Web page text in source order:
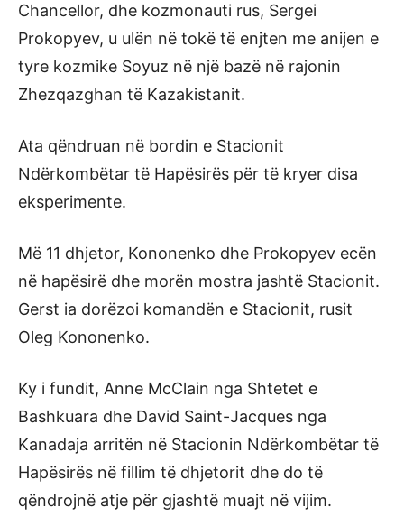
Chancellor, dhe kozmonauti rus, Sergei
Prokopyev, u ulën në tokë të enjten me anijen e
tyre kozmike Soyuz në një bazë në rajonin
Zhezqazghan të Kazakistanit.
Ata qëndruan në bordin e Stacionit
Ndërkombëtar të Hapësirës për të kryer disa
eksperimente.
Më 11 dhjetor, Kononenko dhe Prokopyev ecën
në hapësirë dhe morën mostra jashtë Stacionit.
Gerst ia dorëzoi komandën e Stacionit, rusit
Oleg Kononenko.
Ky i fundit, Anne McClain nga Shtetet e
Bashkuara dhe David Saint-Jacques nga
Kanadaja arritën në Stacionin Ndërkombëtar të
Hapësirës në fillim të dhjetorit dhe do të
qëndrojnë atje për gjashtë muajt në vijim.